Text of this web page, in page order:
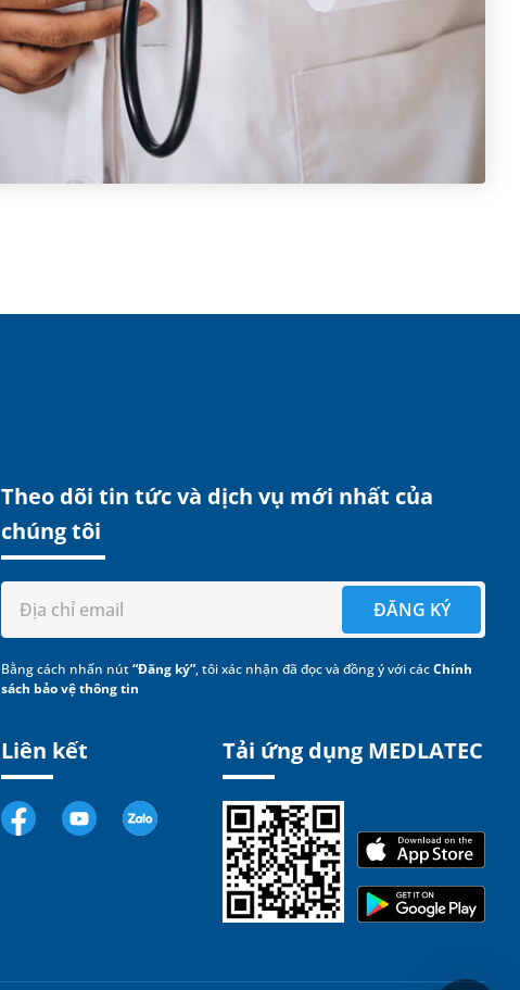
Theo dõi tin tức và dịch vụ mới nhất của
chúng tôi
ĐĂNG KÝ
Bằng cách nhấn nút“Đăng ký”, tôi xác nhận đã đọc và đồng ý với cácChính
sách bảo vệ thông tin
Liên kết Tải ứng dụng MEDLATEC